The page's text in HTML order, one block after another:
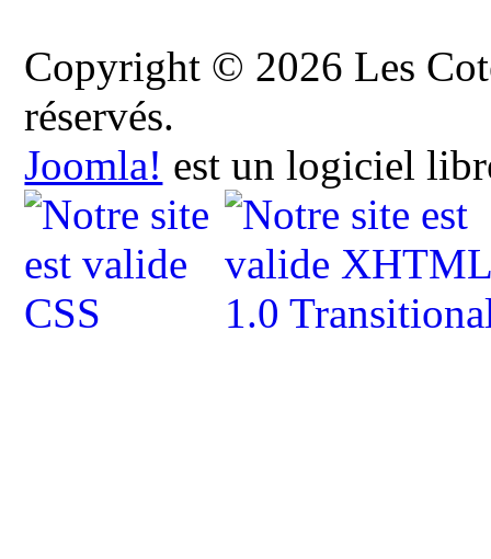
Copyright © 2026 Les
réservés.
Joomla! est un logiciel